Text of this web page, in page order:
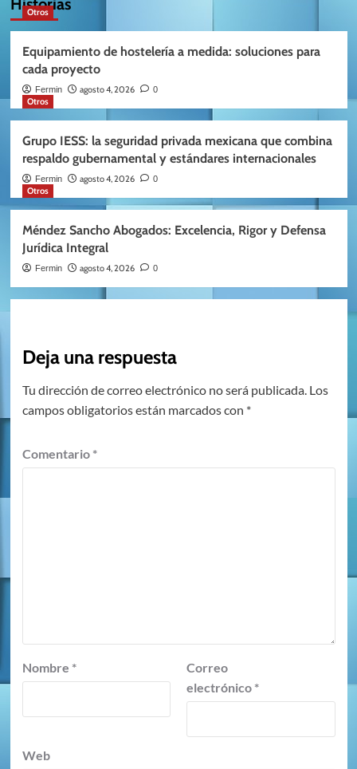
Historias
Otros
Equipamiento de hostelería a medida: soluciones para
cada proyecto
Fermin agosto 4, 2026 0
Otros
Grupo IESS: la seguridad privada mexicana que combina
respaldo gubernamental y estándares internacionales
Fermin agosto 4, 2026 0
Otros
Méndez Sancho Abogados: Excelencia, Rigor y Defensa
Jurídica Integral
Fermin agosto 4, 2026 0
Deja una respuesta
Tu dirección de correo electrónico no será publicada. Los
campos obligatorios están marcados con *
Comentario *
Nombre *
Correo
electrónico *
Web